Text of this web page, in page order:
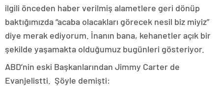
ilgili önceden haber verilmiş alametlere geri dönüp
baktığımızda “acaba olacakları görecek nesil biz miyiz”
diye merak ediyorum. İnanın bana, kehanetler açık bir
şekilde yaşamakta olduğumuz bugünleri gösteriyor.
ABD’nin eski Başkanlarından Jimmy Carter de
Evanjelistti. Şöyle demişti: